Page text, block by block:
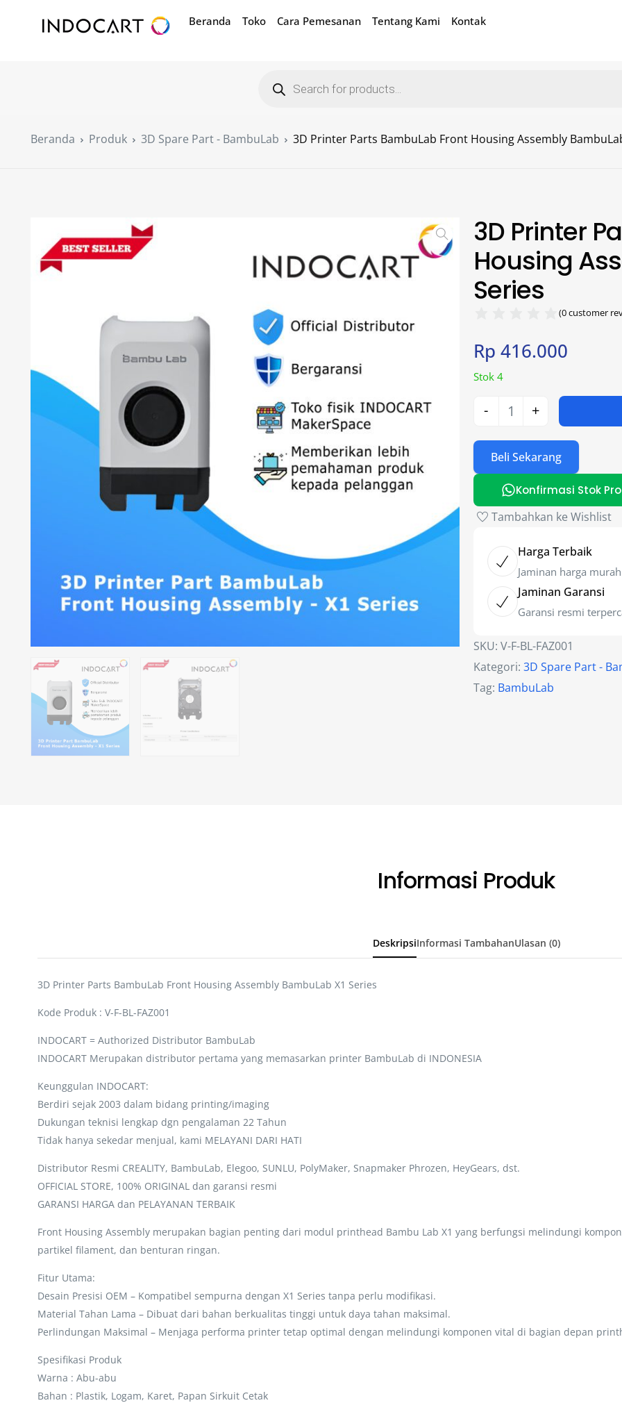
Beranda Toko Cara Pemesanan Tentang Kami Kontak
Beranda Produk 3D Spare Part - BambuLab 3D Printer Parts BambuLab Front Housing Assembly
3D Printer
Housing
Series
(0customer
Rp 416.000
Stok 4
- +
Beli Sekarang
Konfirmasi Stok
Tambahkan ke Wishlist
Harga Terbaik
Jaminan harga murah
Jaminan Garansi
Garansi resmi
SKU: V-F-BL-FAZ001
Kategori: 3D Spare Part -
Tag: BambuLab
Informasi Produk
DeskripsiInformasi TambahanUlasan (0)
3D Printer Parts BambuLab Front Housing Assembly BambuLab X1 Series
Kode Produk : V-F-BL-FAZ001
INDOCART = Authorized Distributor BambuLab
INDOCART Merupakan distributor pertama yang memasarkan printer BambuLab di INDONESIA
Keunggulan INDOCART:
Berdiri sejak 2003 dalam bidang printing/imaging
Dukungan teknisi lengkap dgn pengalaman 22 Tahun
Tidak hanya sekedar menjual, kami MELAYANI DARI HATI
Distributor Resmi CREALITY, BambuLab, Elegoo, SUNLU, PolyMaker, Snapmaker Phrozen, HeyGears, dst.
OFFICIAL STORE, 100% ORIGINAL dan garansi resmi
GARANSI HARGA dan PELAYANAN TERBAIK
Front Housing Assembly merupakan bagian penting dari modul printhead Bambu Lab X1 yang berfungsi melindungi
partikel filament, dan benturan ringan.
Fitur Utama:
Desain Presisi OEM – Kompatibel sempurna dengan X1 Series tanpa perlu modifikasi.
Material Tahan Lama – Dibuat dari bahan berkualitas tinggi untuk daya tahan maksimal.
Perlindungan Maksimal – Menjaga performa printer tetap optimal dengan melindungi komponen vital di bagian depan
Spesifikasi Produk
Warna : Abu-abu
Bahan : Plastik, Logam, Karet, Papan Sirkuit Cetak